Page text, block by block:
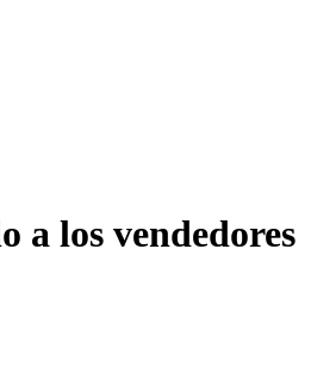
a los vendedores